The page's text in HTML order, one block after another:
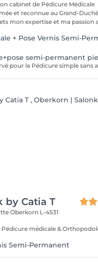
cabinet de Pédicure Médicale
et reconnue au Grand-
mon expertise et ma passion
+ Pose Vernis Semi-
semi-permanent
by Catia T
Oberkorn L-4531
médicale &
Semi-Permanent